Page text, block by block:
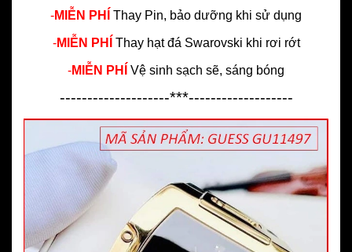
-MIỄN PHÍ Thay Pin, bảo dưỡng khi sử dụng
-MIỄN PHÍ Thay hạt đá Swarovski khi rơi rớt
-MIỄN PHÍ Vệ sinh sạch sẽ, sáng bóng
--------------------***-------------------